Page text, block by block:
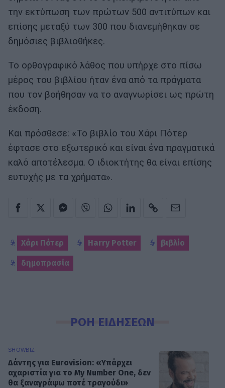
την εκτύπωση των πρώτων 500 αντιτύπων και
επίσης μεταξύ των 300 που διανεμήθηκαν σε
δημόσιες βιβλιοθήκες.
Το ορθογραφικό λάθος που υπήρχε στο πίσω
μέρος του βιβλίου ήταν ένα από τα πράγματα
που τον βοήθησαν να το αναγνωρίσει ως πρώτη
έκδοση.
Και πρόσθεσε: «Το βιβλίο του Χάρι Πότερ
έφτασε στο εξωτερικό και είναι ένα πραγματικά
καλό αποτέλεσμα. Ο ιδιοκτήτης θα είναι επίσης
ευτυχής με τα χρήματα».
Χάρι Πότερ Harry Potter βιβλίο
δημοπρασία
ΡΟΗ ΕΙΔΗΣΕΩΝ
SHOWBIZ
Δάντης για Eurovision: «Υπάρχει
αχαριστία για το My Number One, δεν
θα ξαναγράψω ποτέ τραγούδι»